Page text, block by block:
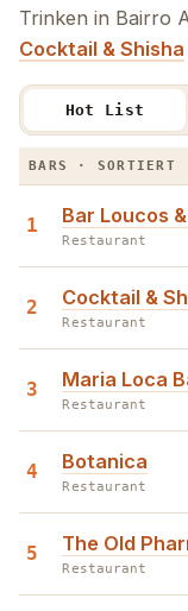
Trinken in Bairro
Cocktail & Shisha
Hot List
Die Bairro Alto
BARS · SORTIERT
1 Bar Loucos
Restaurant
2 Cocktail &
Restaurant
3 Maria Loca
Restaurant
4 Botanica
Restaurant
5 The Old
Restaurant